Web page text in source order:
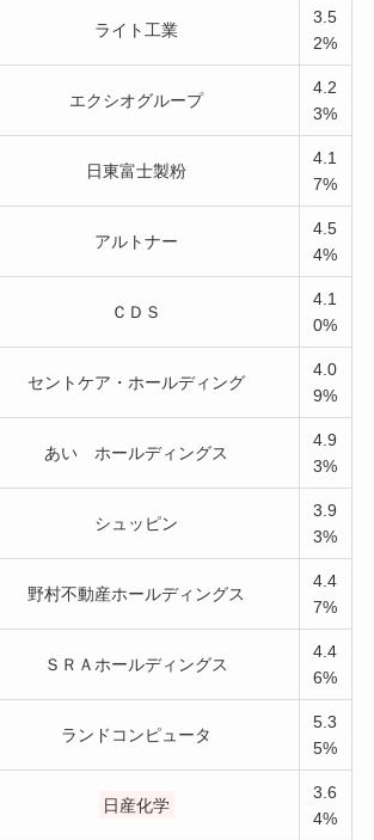
ライト工業
3.5
2%
エクシオグループ
4.2
3%
日東富士製粉
4.1
7%
アルトナー
4.5
4%
ＣＤＳ
4.1
0%
セントケア・ホールディング
4.0
9%
あい ホールディングス
4.9
3%
シュッピン
3.9
3%
野村不動産ホールディングス
4.4
7%
ＳＲＡホールディングス
4.4
6%
ランドコンピュータ
5.3
5%
日産化学
3.6
4%